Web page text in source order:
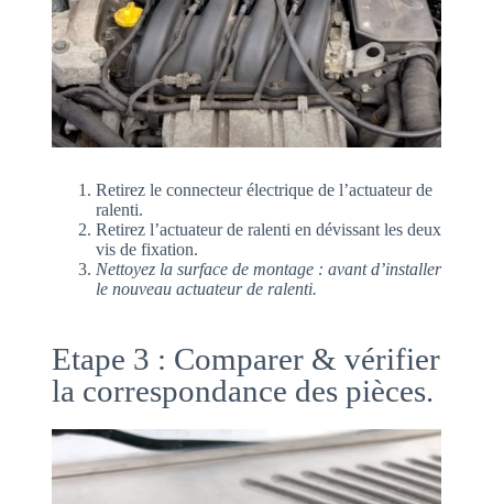
Retirez le connecteur électrique de l’actuateur de
ralenti.
Retirez l’actuateur de ralenti en dévissant les deux
vis de fixation.
Nettoyez la surface de montage : avant d’installer
le nouveau actuateur de ralenti.
Etape 3 : Comparer & vérifier
la correspondance des pièces.